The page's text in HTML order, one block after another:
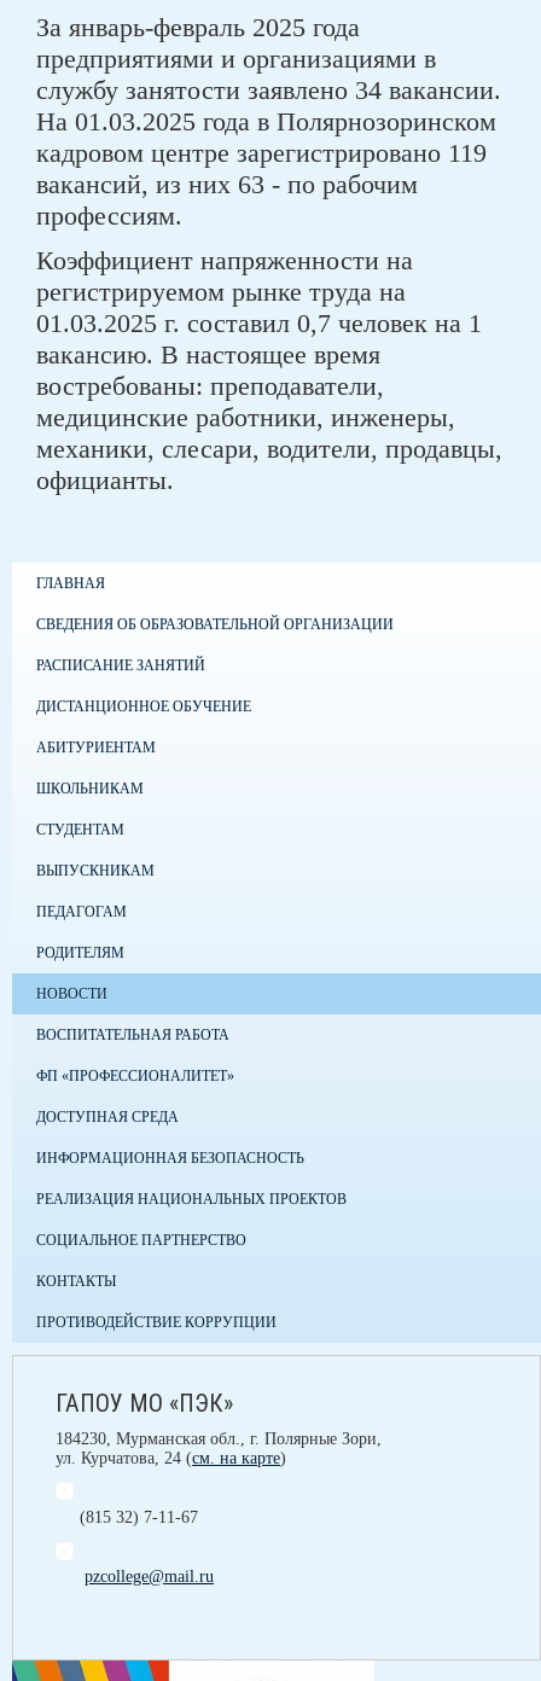
За январь-февраль 2025 года
предприятиями и организациями в
службу занятости заявлено 34 вакансии.
На 01.03.2025 года в Полярнозоринском
кадровом центре зарегистрировано 119
вакансий, из них 63 - по рабочим
профессиям.
Коэффициент напряженности на
регистрируемом рынке труда на
01.03.2025 г. составил 0,7 человек на 1
вакансию. В настоящее время
востребованы: преподаватели,
медицинские работники, инженеры,
механики, слесари, водители, продавцы,
официанты.
ГЛАВНАЯ
СВЕДЕНИЯ ОБ ОБРАЗОВАТЕЛЬНОЙ ОРГАНИЗАЦИИ
РАСПИСАНИЕ ЗАНЯТИЙ
ДИСТАНЦИОННОЕ ОБУЧЕНИЕ
АБИТУРИЕНТАМ
ШКОЛЬНИКАМ
СТУДЕНТАМ
ВЫПУСКНИКАМ
ПЕДАГОГАМ
РОДИТЕЛЯМ
НОВОСТИ
ВОСПИТАТЕЛЬНАЯ РАБОТА
ФП «ПРОФЕССИОНАЛИТЕТ»
ДОСТУПНАЯ СРЕДА
ИНФОРМАЦИОННАЯ БЕЗОПАСНОСТЬ
РЕАЛИЗАЦИЯ НАЦИОНАЛЬНЫХ ПРОЕКТОВ
СОЦИАЛЬНОЕ ПАРТНЕРСТВО
КОНТАКТЫ
ПРОТИВОДЕЙСТВИЕ КОРРУПЦИИ
ГАПОУ МО «ПЭК»
184230, Мурманская обл., г. Полярные Зори,
ул. Курчатова, 24 (см. на карте)
(815 32) 7-11-67
pzcollege@mail.ru